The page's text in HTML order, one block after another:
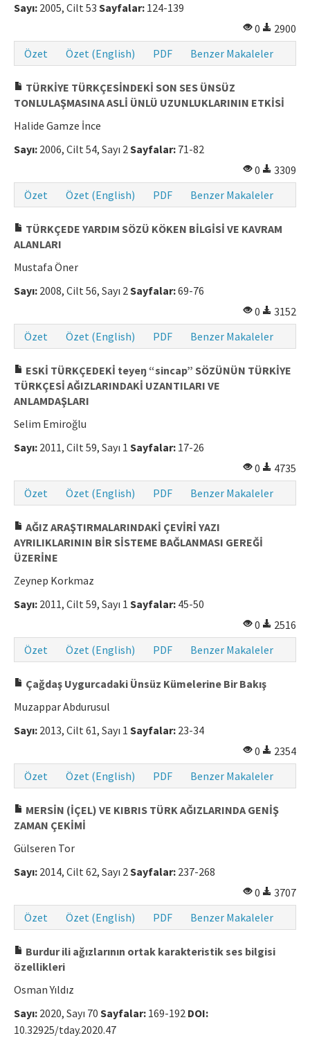
Sayı: 2005, Cilt 53 Sayfalar: 124-139
0
2900
Özet
Özet (English) PDF Benzer Makaleler
TÜRKİYE TÜRKÇESİNDEKİ SON SES ÜNSÜZ
TONLULAŞMASINA ASLİ ÜNLÜ UZUNLUKLARININ ETKİSİ
Halide Gamze İnce
Sayı: 2006, Cilt 54, Sayı 2Sayfalar: 71-82
0
3309
Özet
Özet (English) PDF Benzer Makaleler
TÜRKÇEDE YARDIM SÖZÜ KÖKEN BİLGİSİ VE KAVRAM
ALANLARI
Mustafa Öner
Sayı: 2008, Cilt 56, Sayı 2Sayfalar:69-76
0
3152
Özet
Özet (English) PDF Benzer Makaleler
ESKİ TÜRKÇEDEKİ teyeŋ “sincap” SÖZÜNÜN TÜRKİYE
TÜRKÇESİ AĞIZLARINDAKİ UZANTILARI VE
ANLAMDAŞLARI
Selim Emiroğlu
Sayı: 2011, Cilt 59, Sayı 1 Sayfalar: 17-26
0
4735
Özet
Özet (English) PDF Benzer Makaleler
AĞIZ ARAŞTIRMALARINDAKİ ÇEVİRİ YAZI
AYRILIKLARININ BİR SİSTEME BAĞLANMASI GEREĞİ
ÜZERİNE
Zeynep Korkmaz
Sayı: 2011, Cilt 59, Sayı 1 Sayfalar: 45-50
0
2516
Özet
Özet (English) PDF Benzer Makaleler
Çağdaş Uygurcadaki Ünsüz Kümelerine Bir Bakış
Muzappar Abdurusul
Sayı: 2013, Cilt 61, Sayı 1 Sayfalar: 23-34
0
2354
Özet
Özet (English) PDF Benzer Makaleler
MERSİN (İÇEL) VE KIBRIS TÜRK AĞIZLARINDA GENİŞ
ZAMAN ÇEKİMİ
Gülseren Tor
Sayı: 2014, Cilt 62, Sayı 2Sayfalar: 237-268
0
3707
Özet
Özet (English) PDF Benzer Makaleler
Burdur ili ağızlarının ortak karakteristik ses bilgisi
özellikleri
Osman Yıldız
Sayı: 2020, Sayı 70 Sayfalar: 169-192 DOI:
10.32925/tday.2020.47